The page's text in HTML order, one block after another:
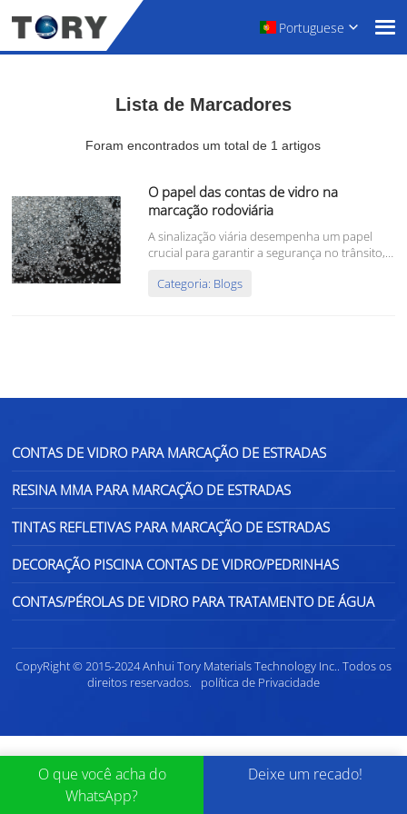
Portuguese
Lista de Marcadores
Foram encontrados um total de 1 artigos
O papel das contas de vidro na
marcação rodoviária
A sinalização viária desempenha um papel
crucial para garantir a segurança no trânsito,
visibilidade da via, especialmente em
Categoria: Blogs
CONTAS DE VIDRO PARA MARCAÇÃO DE ESTRADAS
RESINA MMA PARA MARCAÇÃO DE ESTRADAS
TINTAS REFLETIVAS PARA MARCAÇÃO DE ESTRADAS
DECORAÇÃO PISCINA CONTAS DE VIDRO/PEDRINHAS
CONTAS/PÉROLAS DE VIDRO PARA TRATAMENTO DE ÁGUA
CopyRight © 2015-2024 Anhui Tory Materials Technology Inc.. Todos os
direitos reservados.
política de Privacidade
O que você acha do
WhatsApp?
Deixe um recado!